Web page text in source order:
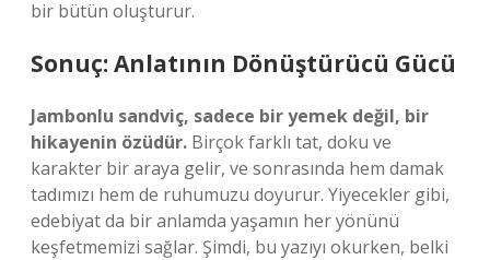
bir bütün oluşturur.
Sonuç: Anlatının Dönüştürücü Gücü
Jambonlu sandviç, sadece bir yemek değil, bir
hikayenin özüdür. Birçok farklı tat, doku ve
karakter bir araya gelir, ve sonrasında hem damak
tadımızı hem de ruhumuzu doyurur. Yiyecekler gibi,
edebiyat da bir anlamda yaşamın her yönünü
keşfetmemizi sağlar. Şimdi, bu yazıyı okurken, belki